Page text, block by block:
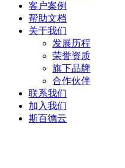
客户案例
帮助文档
关于我们
发展历程
荣誉资质
旗下品牌
合作伙伴
联系我们
加入我们
斯百德云